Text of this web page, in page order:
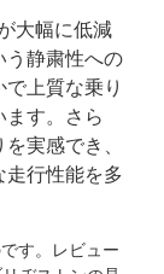
大幅に低減
う静粛性への
上質な乗り
ます。さら
実感でき、
走行性能を多
す。レビュー